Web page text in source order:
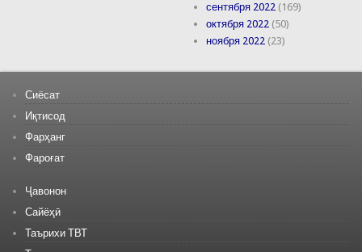
сентября 2022 (169)
октября 2022 (50)
ноября 2022 (23)
Сиёсат
Иқтисод
Фарҳанг
Фароғат
Ҷавонон
Сайёҳӣ
Таърихи ТВТ